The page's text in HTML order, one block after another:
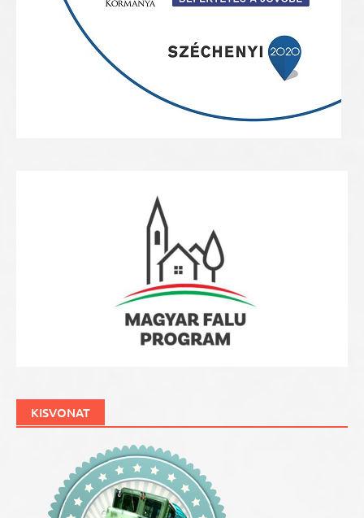
KISVONAT